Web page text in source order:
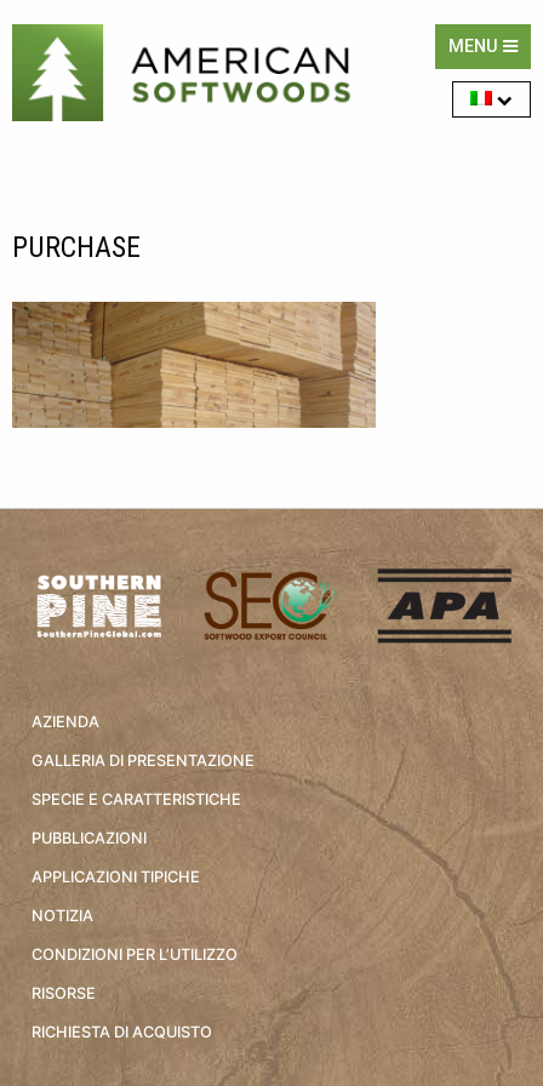
MENU
PURCHASE
AZIENDA
GALLERIA DI PRESENTAZIONE
SPECIE E CARATTERISTICHE
PUBBLICAZIONI
APPLICAZIONI TIPICHE
NOTIZIA
CONDIZIONI PER L’UTILIZZO
RISORSE
RICHIESTA DI ACQUISTO